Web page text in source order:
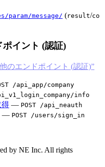
param/message/ (result/co
ポイント (認証)
のエンドポイント (認証)”
/api_app/company
info
得 — POST /api_neauth
— POST /users/sign_in
by NE Inc. All rights